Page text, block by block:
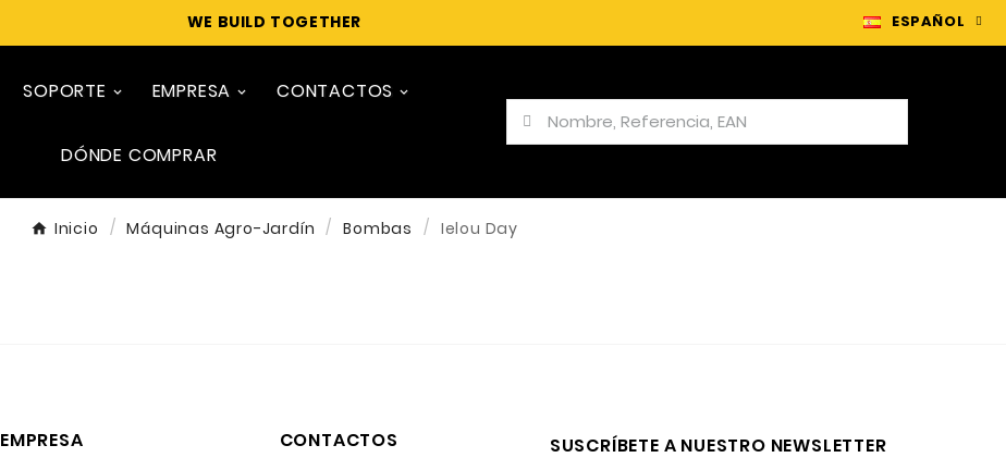
WE BUILD TOGETHER ESPAÑOL
SOPORTE EMPRESA CONTACTOS
DÓNDE COMPRAR
Inicio Máquinas Agro-Jardín Bombas Ielou Day
EMPRESA CONTACTOS SUSCRÍBETE A NUESTRO NEWSLETTER